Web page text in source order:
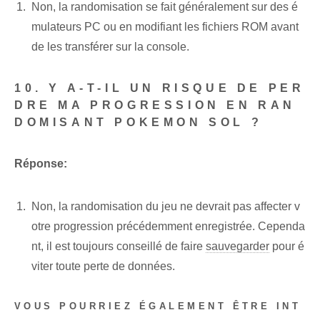
Non, la randomisation se fait généralement sur des é
mulateurs PC ou en modifiant les fichiers ROM avant
de les transférer sur la console.
10. Y A-T-IL UN RISQUE DE PER
DRE MA PROGRESSION EN RAN
DOMISANT POKEMON SOL ?
Réponse:
Non, la randomisation du jeu ne devrait pas affecter v
otre progression précédemment enregistrée. Cependa
nt, il est toujours conseillé de faire sauvegarder pour é
viter toute perte de données.
VOUS POURRIEZ ÉGALEMENT ÊTRE INT